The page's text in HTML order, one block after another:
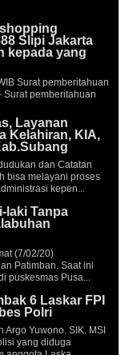
Slipi Jakarta
kepada yang
Surat pemberitahuan
Surat pemberitahuan
Layanan
Kelahiran, KIA,
dan Catatan
bisa melayani proses
kepen...
laki Tanpa
(7/02/20)
Patimban. Saat ini
puskesmas Pusa...
6 Laskar FPI
Polri
Yuwono. SIK. MSI
yang diduga